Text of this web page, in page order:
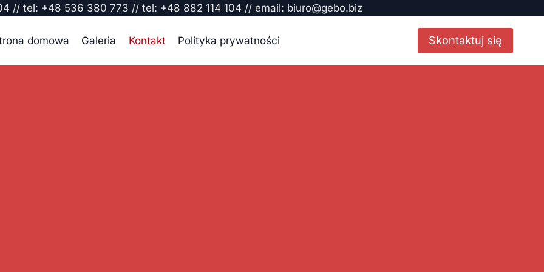
// tel: +48 536 380 773 // tel: +48 882 114 104 // email: biuro@gebo.biz
domowa Galeria Kontakt Polityka prywatności Skontaktuj się